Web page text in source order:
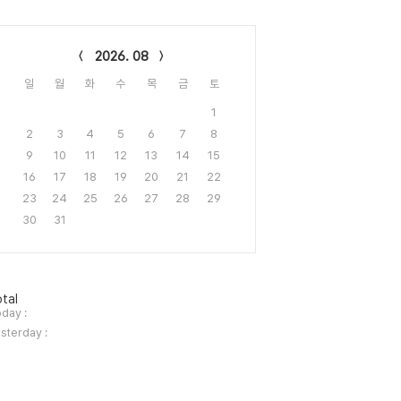
2026. 08
일 월 화 수 목 금 토
1
2
3 4 5 6 7
8
9
10 11 12 13 14
15
16
17 18 19 20 21
22
23
24 25 26 27 28
29
30
31
:
: